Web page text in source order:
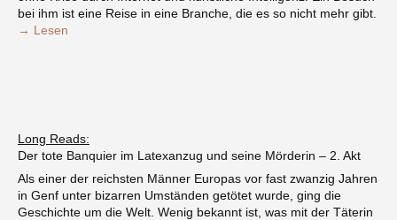
bei ihm ist eine Reise in eine Branche, die es so nicht mehr gibt.
→ Lesen
Long Reads:
Der tote Banquier im Latexanzug und seine Mörderin – 2. Akt
Als einer der reichsten Männer Europas vor fast zwanzig Jahren
in Genf unter bizarren Umständen getötet wurde, ging die
Geschichte um die Welt. Wenig bekannt ist, was mit der Täterin